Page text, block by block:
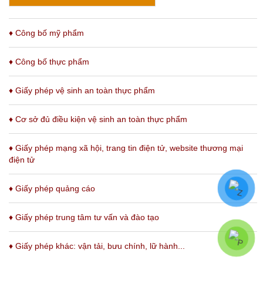
♦ Công bố mỹ phẩm
♦ Công bố thực phẩm
♦ Giấy phép vệ sinh an toàn thực phẩm
♦ Cơ sở đủ điều kiện vệ sinh an toàn thực phẩm
♦ Giấy phép mạng xã hội, trang tin điện tử, website thương mại
điện tử
♦ Giấy phép quảng cáo
♦ Giấy phép trung tâm tư vấn và đào tạo
♦ Giấy phép khác: vận tải, bưu chính, lữ hành...